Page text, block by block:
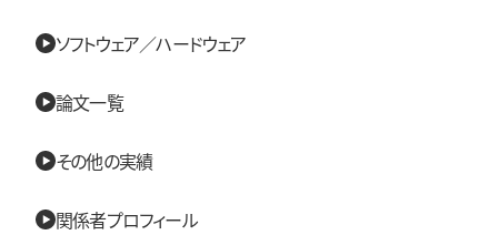
ソフトウェア／ハードウェア
論文一覧
その他の実績
関係者プロフィール